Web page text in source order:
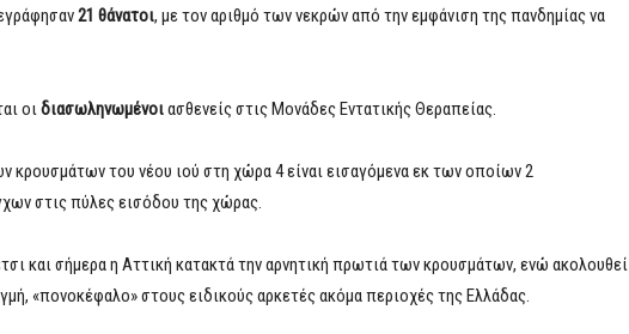
21 θάνατοι, με τον αριθμό των νεκρών από την εμφάνιση της πανδημίας να
οιδιασωληνωμένοιασθενείς στις Μονάδες Εντατικής Θεραπείας.
κρουσμάτων του νέου ιού στη χώρα 4 είναι εισαγόμενα εκ των οποίων 2
στις πύλες εισόδου της χώρας.
και σήμερα η Αττική κατακτά την αρνητική πρωτιά των κρουσμάτων, ενώ ακολουθεί
«πονοκέφαλο» στους ειδικούς αρκετές ακόμα περιοχές της Ελλάδας.